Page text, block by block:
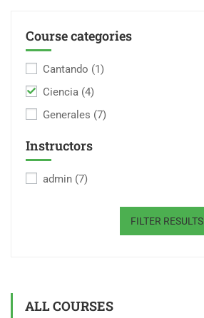
Course categories
Cantando (1)
Ciencia (4)
Generales (7)
Instructors
admin (7)
FILTER RESULTS
ALL COURSES